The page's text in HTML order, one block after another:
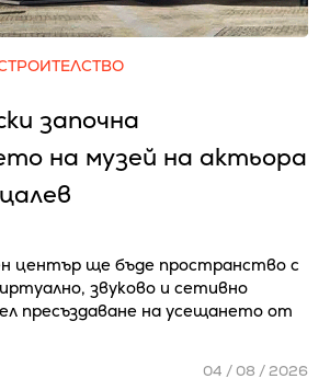
започна
на музей на актьора
център ще бъде пространство с
звуково и сетивно
пресъздаване на усещането от
04 / 08 / 2026